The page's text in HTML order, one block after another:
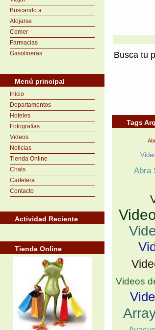
Buscando a ...
Alojarse
Comer
Farmacias
Gasolineras
Menú principal
Inicio
Departamentos
Hoteles
Fotografías
Videos
Noticias
Tienda Online
Chats
Cartelera
Contacto
Actividad Reciente
Tienda Online
Busca tu
Tags
Abra
Videos